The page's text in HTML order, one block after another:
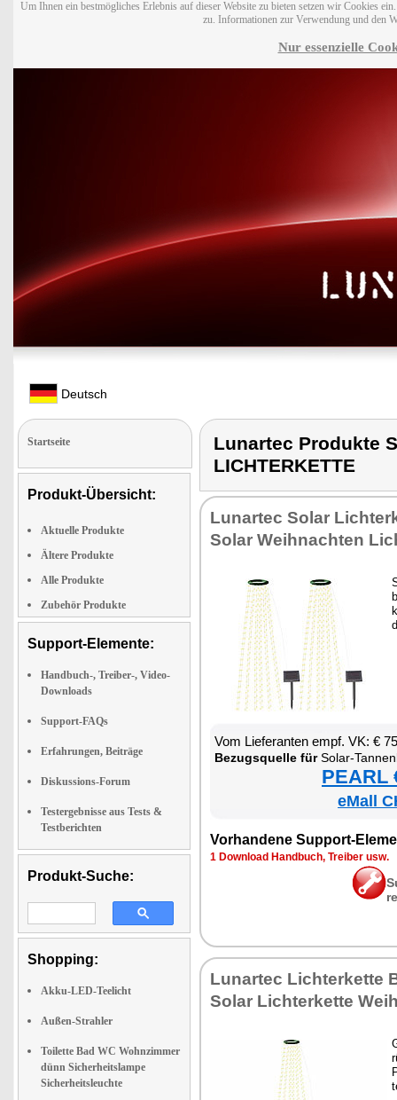
Um Ihnen ein bestmögliches Erlebnis auf dieser Website zu bieten setzen wir Cookies
zu. Informationen zur Verwendung und den
Nur essenzielle
Deutsch
Startseite
Produkt-Übersicht:
Aktuelle Produkte
Ältere Produkte
Alle Produkte
Zubehör Produkte
Support-Elemente:
Handbuch-, Treiber-, Video-
Downloads
Support-FAQs
Erfahrungen, Beiträge
Diskussions-Forum
Testergebnisse aus Tests &
Testberichten
Produkt-Suche:
Shopping:
Akku-LED-Teelicht
Außen-Strahler
Toilette Bad WC Wohnzimmer
dünn Sicherheitslampe
Sicherheitsleuchte
Lunartec Produkte
LICHTERKETTE
Lun­ar­tec So­lar
So­lar Weih­nach­ten
Vom Lie­fe­ran­ten empf. VK: €
Be­zugs­quel­le fürSo­lar-
PEARL
eMall
Vor­han­de­ne Sup­port-
1 Down­load Hand­buch, Trei­ber usw.
Lun­ar­tec Lich­ter­ket­te
So­lar Lich­ter­ket­te